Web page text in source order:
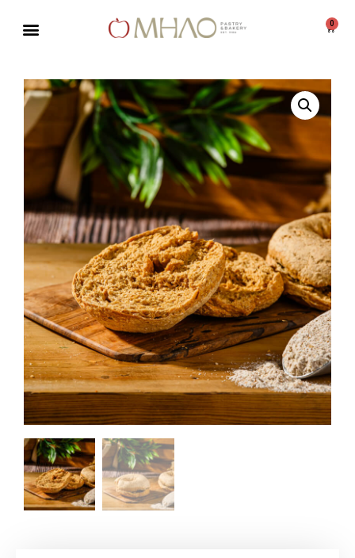
περιεχόμενο
0